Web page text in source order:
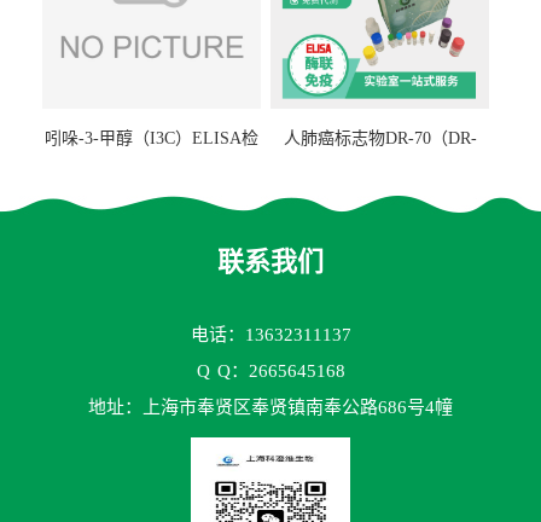
吲哚-3-甲醇（I3C）ELISA检
人肺癌标志物DR-70（DR-
联系我们
电话：13632311137
Q Q：2665645168
地址：上海市奉贤区奉贤镇南奉公路686号4幢